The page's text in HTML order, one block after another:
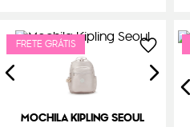
FRETE GRÁTIS
MOCHILA KIPLING SEOUL